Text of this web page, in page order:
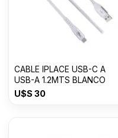
CABLE IPLACE USB-C A
USB-A 1.2MTS BLANCO
U$S 30